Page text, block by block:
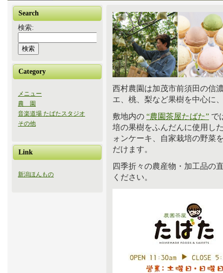
Search
検索:
Category
メニュー
農 園
音楽道場 たばたスタジオ
その他
Link
新潟ほんもの
西村農園は加茂市前須田の信
エ、桃、梨など果樹を中心に
敷地内の “農園茶屋たばた” で
培の果樹をふんだんに使用し
ォンケーキ、自家栽培の野菜
だけます。
四季折々の農産物・加工品の
ください。